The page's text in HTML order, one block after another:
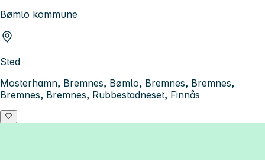
Bømlo kommune
Sted
Mosterhamn, Bremnes, Bømlo, Bremnes, Bremnes,
Bremnes, Bremnes, Rubbestadneset, Finnås